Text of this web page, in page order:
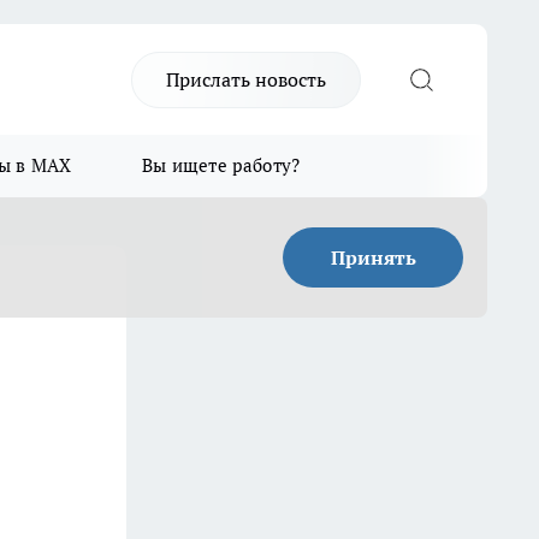
Прислать новость
в MAX Вы ищете работу?
Принять